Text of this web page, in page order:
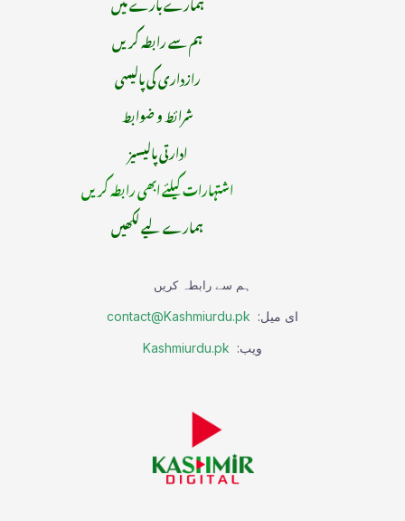
ہم سے رابطہ کریں
رازداری کی پالیسی
شرائط و ضوابط
ادارتی پالیسیز
اشتہارات کیلئے ابھی رابطہ کریں
ہمارے لیے لکھیں
ہم سے رابطہ کریں
ای میل: contact@Kashmiurdu.pk
ویب: Kashmiurdu.pk